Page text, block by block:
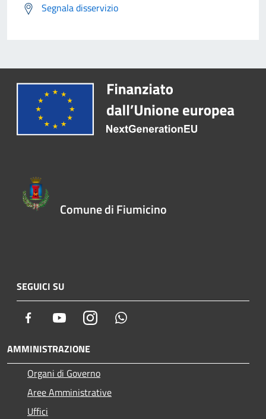
Segnala disservizio
Comune di Fiumicino
SEGUICI SU
Facebook YoutubeInstagram
AMMINISTRAZIONE
Organi di Governo
Aree Amministrative
Uffici